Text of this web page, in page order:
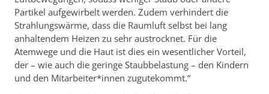
Partikel aufgewirbelt werden. Zudem verhindert die
Strahlungswärme, dass die Raumluft selbst bei lang
anhaltendem Heizen zu sehr austrocknet. Für die
Atemwege und die Haut ist dies ein wesentlicher Vorteil,
der – wie auch die geringe Staubbelastung – den Kindern
und den Mitarbeiter*innen zugutekommt.“